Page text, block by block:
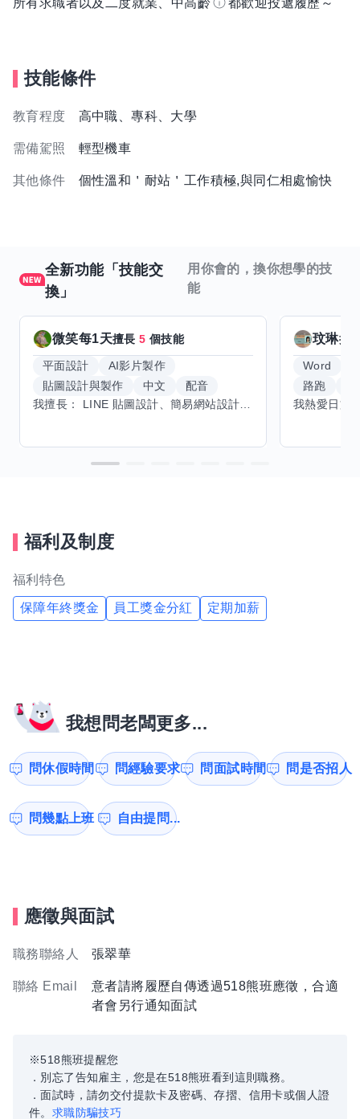
所有求職者以及二度就業、中高齡 都歡迎投遞履歷～
技能條件
教育程度 高中職、專科、大學
需備駕照 輕型機車
其他條件 個性溫和＇耐站＇工作積極,與同仁相處愉快
全新功能「技能交
換」
用你會的，換你想學的技
能
微笑每1天擅長5 個技能
平面設計
AI影片製作
貼圖設計與製作
中文
配音
玟琳擅
Word
路跑
福利及制度
福利特色
保障年終獎金 員工獎金分紅 定期加薪
我想問老闆更多...
問休假時間 問經驗要求 問面試時間 問是否招人
問幾點上班 自由提問...
應徵與面試
職務聯絡人 張翠華
聯絡 Email
意者請將履歷自傳透過518熊班應徵，合適
者會另行通知面試
※518熊班提醒您
．別忘了告知雇主，您是在518熊班看到這則職務。
．面試時，請勿交付提款卡及密碼、存摺、信用卡或個人證
件。 求職防騙技巧